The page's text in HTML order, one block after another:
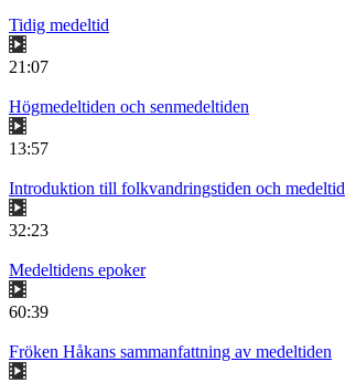
Tidig medeltid
21:07
Högmedeltiden och senmedeltiden
13:57
Introduktion till folkvandringstiden och
32:23
Medeltidens epoker
60:39
Fröken Håkans sammanfattning av medeltiden